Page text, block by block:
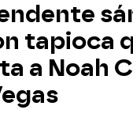
tapioca
a Noah